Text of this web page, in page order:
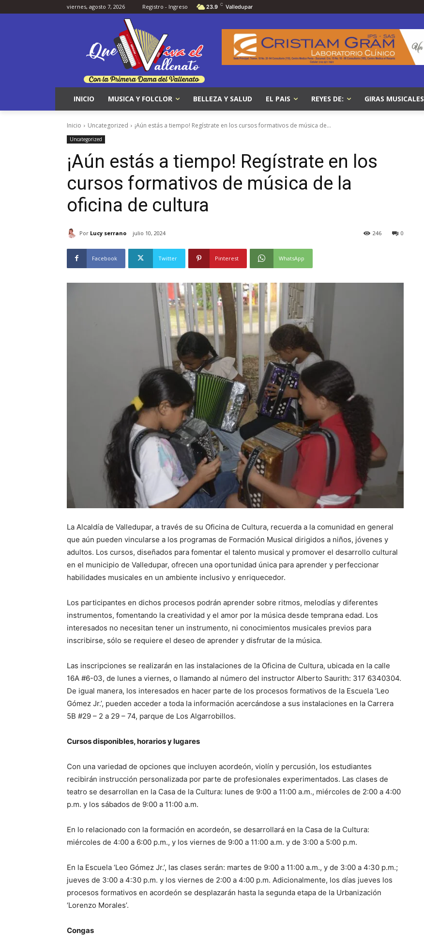
viernes, agosto 7, 2026 Registro - Ingreso 23.9 C Valledupar
INICIO MUSICA Y FOLCLOR BELLEZA Y SALUD EL PAIS REYES DE: GIRAS MUSICALES
Inicio Uncategorized ¡Aún estás a tiempo! Regístrate en los cursos formativos de música de...
Uncategorized
¡Aún estás a tiempo! Regístrate en los
cursos formativos de música de la
oficina de cultura
Por Lucy serrano julio 10, 2024 0
246
Facebook Twitter Pinterest WhatsApp
La Alcaldía de Valledupar, a través de su Oficina de Cultura, recuerda a la comunidad en general
que aún pueden vincularse a los programas de Formación Musical dirigidos a niños, jóvenes y
adultos. Los cursos, diseñados para fomentar el talento musical y promover el desarrollo cultural
en el municipio de Valledupar, ofrecen una oportunidad única para aprender y perfeccionar
habilidades musicales en un ambiente inclusivo y enriquecedor.
Los participantes en dichos procesos podrán aprender sobre ritmos, melodías y diferentes
instrumentos, fomentando la creatividad y el amor por la música desde temprana edad. Los
interesados no necesitan tener un instrumento, ni conocimientos musicales previos para
inscribirse, sólo se requiere el deseo de aprender y disfrutar de la música.
Las inscripciones se realizarán en las instalaciones de la Oficina de Cultura, ubicada en la calle
16A #6-03, de lunes a viernes, o llamando al número del instructor Alberto Saurith: 317 6340304.
De igual manera, los interesados en hacer parte de los procesos formativos de la Escuela ‘Leo
Gómez Jr.’, pueden acceder a toda la información acercándose a sus instalaciones en la Carrera
5B #29 – 2 a 29 – 74, parque de Los Algarrobillos.
Cursos disponibles, horarios y lugares
Con una variedad de opciones que incluyen acordeón, violín y percusión, los estudiantes
recibirán instrucción personalizada por parte de profesionales experimentados. Las clases de
teatro se desarrollan en la Casa de la Cultura: lunes de 9:00 a 11:00 a.m., miércoles de 2:00 a 4:00
p.m. y los sábados de 9:00 a 11:00 a.m.
En lo relacionado con la formación en acordeón, se desarrollará en la Casa de la Cultura:
miércoles de 4:00 a 6:00 p.m., y los viernes de 9:00 a 11:00 a.m. y de 3:00 a 5:00 p.m.
En la Escuela ‘Leo Gómez Jr.’, las clases serán: martes de 9:00 a 11:00 a.m., y de 3:00 a 4:30 p.m.;
jueves de 3:00 a 4:30 p.m. y los viernes de 2:00 a 4:00 p.m. Adicionalmente, los días jueves los
procesos formativos en acordeón se desplazarán hasta la segunda etapa de la Urbanización
‘Lorenzo Morales’.
Congas